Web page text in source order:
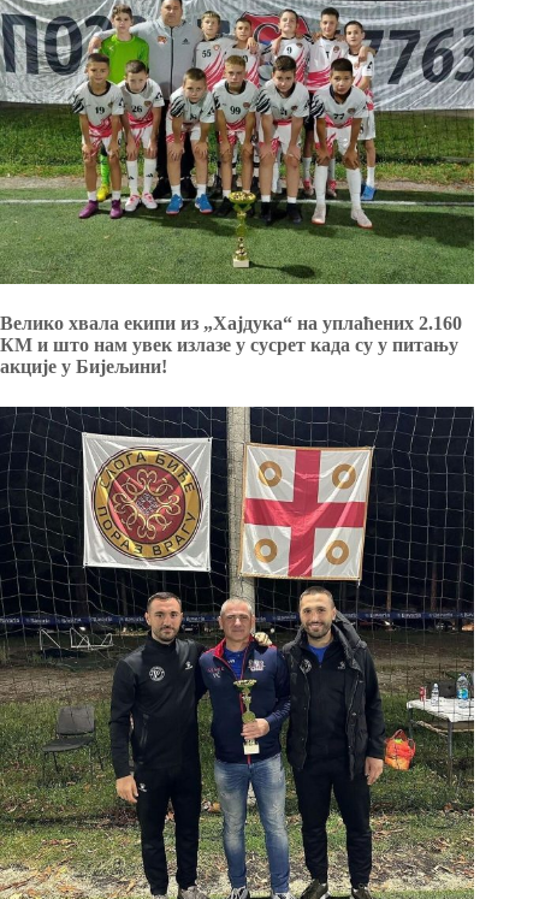
Велико хвала екипи из „Хајдука“ на уплаћених 2.160
КМ и што нам увек излазе у сусрет када су у питању
акције у Бијељини!